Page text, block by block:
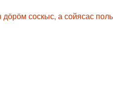
соскыс, а сойясас